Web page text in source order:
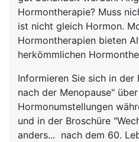
Hormontherapie? Muss
ist nicht gleich Hormon.
Hormontherapien bieten
herkömmlichen
Informieren Sie sich in der
nach der Menopause"
Hormonumstellungen
und in der Broschüre
anders... nach dem 60.